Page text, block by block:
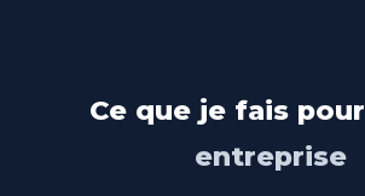
Ce que je fais pour
entreprise